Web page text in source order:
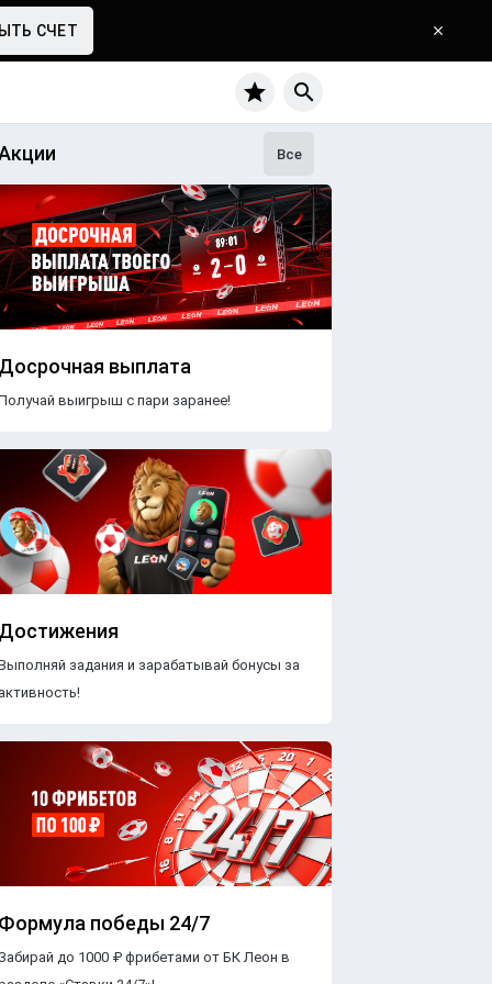
СЧЕТ
CS2 ВолейболВсе
Досрочная выплата
выигрыш с пари заранее!
Достижения
задания и зарабатывай бонусы за
активность!
Формула победы 24/7
Забирай до 1000 ₽ фрибетами от БК Леон в